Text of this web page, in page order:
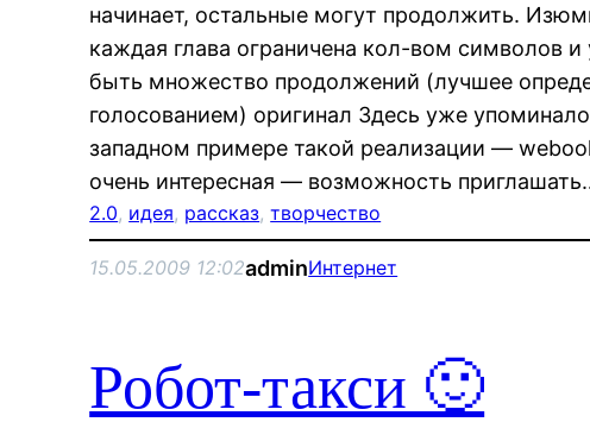
начинает, остальные могут продолжить.
каждая глава ограничена кол-вом символов
быть множество продолжений (лучшее
голосованием) оригинал Здесь уже
западном примере такой реализации —
очень интересная — возможность
2.0, идея, рассказ, творчество
15.05.2009 12:02adminИнтернет
Робот-такси 🙂